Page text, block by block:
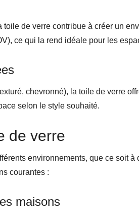
toile de verre contribue à créer un
ce qui la rend idéale pour les
chevronné), la toile de verre
selon le style souhaité.
de verre
environnements, que ce soit
courantes :
maisons